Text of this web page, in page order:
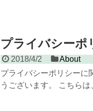
プライバシーポ
2018/4/2
About
プライバシーポリシーに
うございます。 こちら